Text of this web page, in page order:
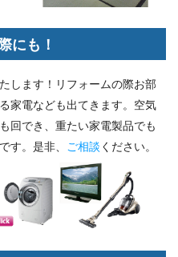
にも！
します！リフォームの際お部
家電なども出てきます。空気
回でき、重たい家電製品でも
す。是非、 ご相談 ください。